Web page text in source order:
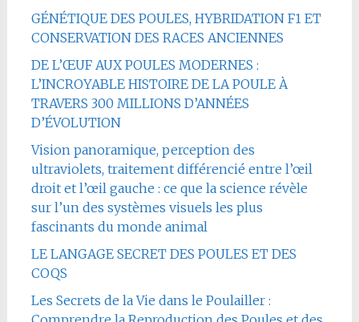
GÉNÉTIQUE DES POULES, HYBRIDATION F1 ET
CONSERVATION DES RACES ANCIENNES
DE L’ŒUF AUX POULES MODERNES :
L’INCROYABLE HISTOIRE DE LA POULE À
TRAVERS 300 MILLIONS D’ANNÉES
D’ÉVOLUTION
Vision panoramique, perception des
ultraviolets, traitement différencié entre l’œil
droit et l’œil gauche : ce que la science révèle
sur l’un des systèmes visuels les plus
fascinants du monde animal
LE LANGAGE SECRET DES POULES ET DES
COQS
Les Secrets de la Vie dans le Poulailler :